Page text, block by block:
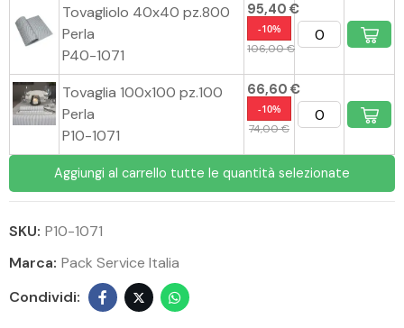
Tovagliolo 40x40 pz.800
Perla
P40-1071
95,40 €
-10%
106,00 €
Tovaglia 100x100 pz.100
Perla
P10-1071
66,60 €
-10%
74,00 €
Aggiungi al carrello tutte le quantità selezionate
SKU: P10-1071
Marca: Pack Service Italia